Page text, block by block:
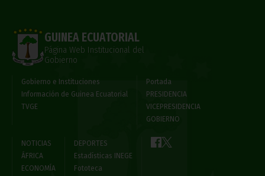
GUINEA ECUATORIAL
Página Web Institucional del
Gobierno
Gobierno e Instituciones
Información de Guinea Ecuatorial
TVGE
Portada
PRESIDENCIA
VICEPRESIDENCIA
GOBIERNO
NOTICIAS
ÁFRICA
ECONOMÍA
DEPORTES
Estadísticas INEGE
Fototeca